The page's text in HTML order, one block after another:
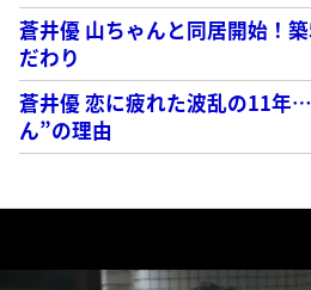
蒼井優 山ちゃんと同居開始！
だわり
蒼井優 恋に疲れた波乱の11年
ん”の理由